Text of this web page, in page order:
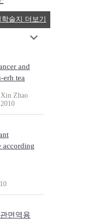
and
erh tea
Xin Zhao
2010
according
면역용
술지 더보기